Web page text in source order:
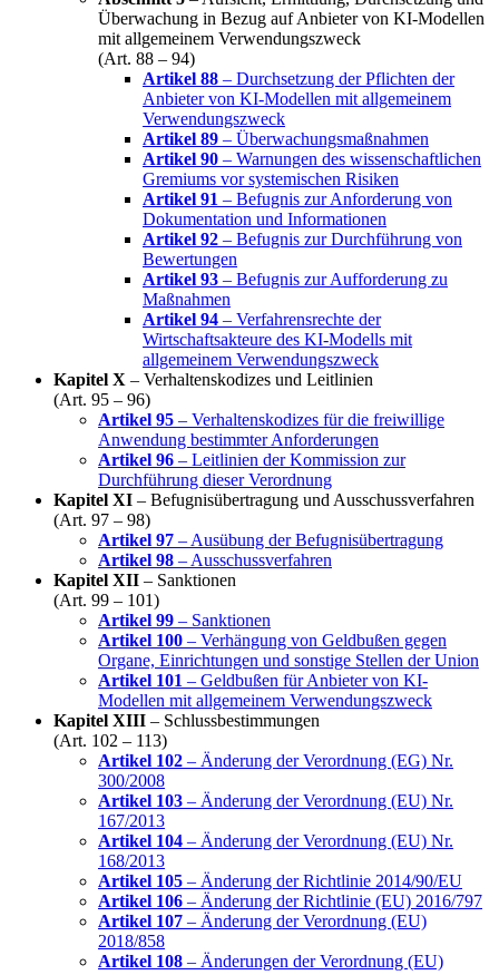
Überwachung in Bezug auf Anbieter von KI-Modellen
mit allgemeinem Verwendungszweck
(Art. 88 – 94)
Artikel 88 – Durchsetzung der Pflichten der
Anbieter von KI-Modellen mit allgemeinem
Verwendungszweck
Artikel 89 – Überwachungsmaßnahmen
Artikel 90 – Warnungen des wissenschaftlichen
Gremiums vor systemischen Risiken
Artikel 91 – Befugnis zur Anforderung von
Dokumentation und Informationen
Artikel 92 – Befugnis zur Durchführung von
Bewertungen
Artikel 93 – Befugnis zur Aufforderung zu
Maßnahmen
Artikel 94 – Verfahrensrechte der
Wirtschaftsakteure des KI-Modells mit
allgemeinem Verwendungszweck
Kapitel X – Verhaltenskodizes und Leitlinien
(Art. 95 – 96)
Artikel 95 – Verhaltenskodizes für die freiwillige
Anwendung bestimmter Anforderungen
Artikel 96 – Leitlinien der Kommission zur
Durchführung dieser Verordnung
Kapitel XI – Befugnisübertragung und Ausschussverfahren
(Art. 97 – 98)
Artikel 97 – Ausübung der Befugnisübertragung
Artikel 98 – Ausschussverfahren
Kapitel XII – Sanktionen
(Art. 99 – 101)
Artikel 99 – Sanktionen
Artikel 100 – Verhängung von Geldbußen gegen
Organe, Einrichtungen und sonstige Stellen der Union
Artikel 101 – Geldbußen für Anbieter von KI-
Modellen mit allgemeinem Verwendungszweck
Kapitel XIII – Schlussbestimmungen
(Art. 102 – 113)
Artikel 102 – Änderung der Verordnung (EG) Nr.
300/2008
Artikel 103 – Änderung der Verordnung (EU) Nr.
167/2013
Artikel 104 – Änderung der Verordnung (EU) Nr.
168/2013
Artikel 105 – Änderung der Richtlinie 2014/90/EU
Artikel 106 – Änderung der Richtlinie (EU) 2016/797
Artikel 107 – Änderung der Verordnung (EU)
2018/858
Artikel 108 – Änderungen der Verordnung (EU)